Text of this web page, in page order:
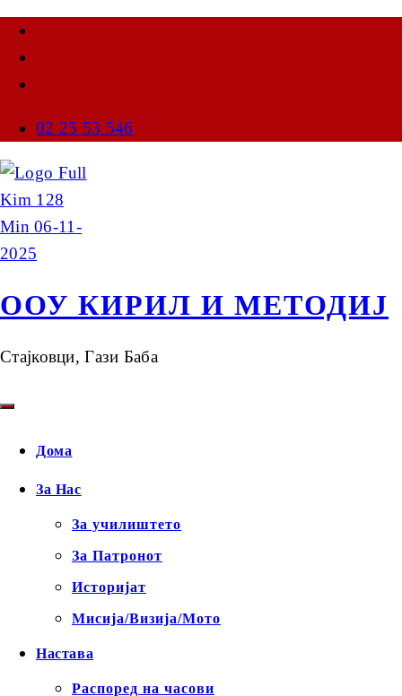
02 25 53 546
ООУ КИРИЛ И МЕТОДИЈ
Стајковци, Гази Баба
Дома
За Нас
За училиштето
За Патронот
Историјат
Мисија/Визија/Мото
Настава
Распоред на часови